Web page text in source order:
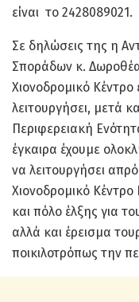
είναι το 2428089021.
Σε δηλώσεις της η
Σποράδων κ.
Χιονοδρομικό Κέντρο
λειτουργήσει, μετά
Περιφερειακή
έγκαιρα έχουμε
να λειτουργήσει
Χιονοδρομικό
και πόλο έλξης για
αλλά και έρεισμα
ποικιλοτρόπως την